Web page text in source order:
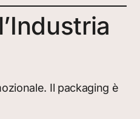
Il packaging è